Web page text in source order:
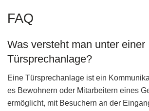
FAQ
Was versteht man unter einer
Türsprechanlage?
Eine Türsprechanlage ist ein
es Bewohnern oder Mitarbeitern eines
ermöglicht, mit Besuchern an der